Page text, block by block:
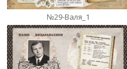
№29-Валя_1